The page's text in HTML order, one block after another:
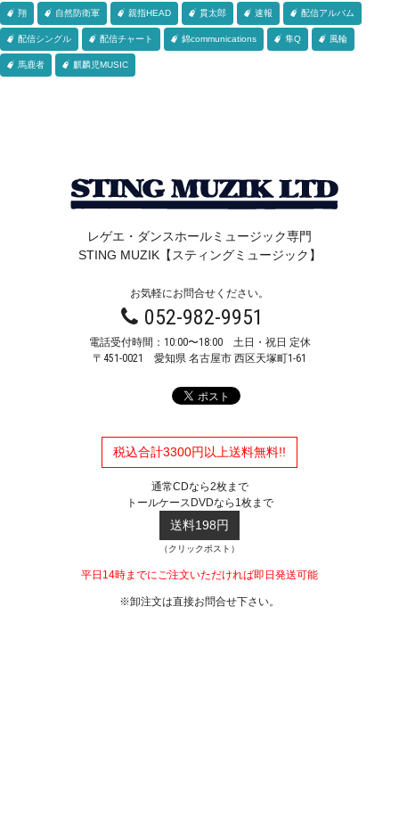
翔 自然防衛軍 親指HEAD 貫太郎 速報 配信アルバム
配信シングル 配信チャート 錦communications 隼Q 風輪
馬鹿者 麒麟児MUSIC
レゲエ・ダンスホールミュージック専門
STING MUZIK【スティングミュージック】
お気軽にお問合せください。
052-982-9951
電話受付時間：10:00〜18:00 土日・祝日 定休
〒451-0021 愛知県 名古屋市 西区天塚町1-61
税込合計3300円以上送料無料!!
通常CDなら2枚まで
トールケースDVDなら1枚まで
送料198円
（クリックポスト）
平日14時までにご注文いただければ即日発送可能
※卸注文は直接お問合せ下さい。